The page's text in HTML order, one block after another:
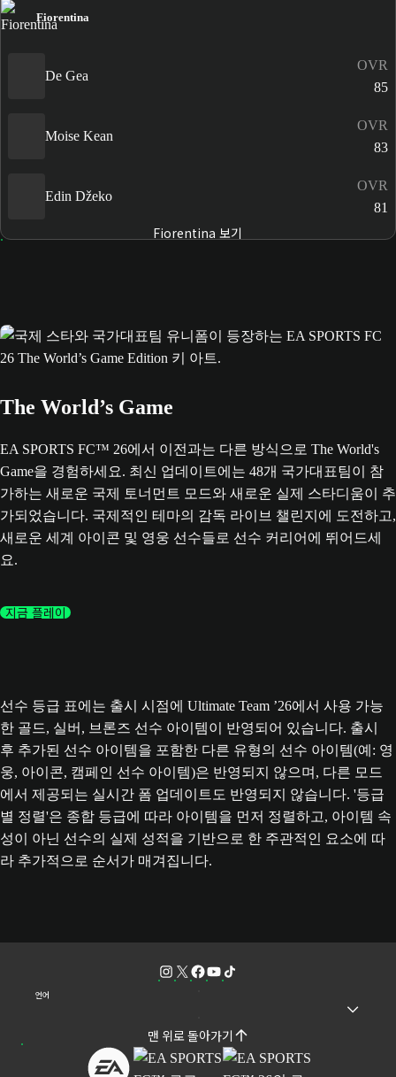
Fiorentina
De Gea
OVR
85
Moise Kean
OVR
83
Edin Džeko
OVR
81
Fiorentina 보기
The World’s Game
EA SPORTS FC™ 26에서 이전과는 다른 방식으로 The World's
Game을 경험하세요. 최신 업데이트에는 48개 국가대표팀이 참
가하는 새로운 국제 토너먼트 모드와 새로운 실제 스타디움이 추
가되었습니다. 국제적인 테마의 감독 라이브 챌린지에 도전하고,
새로운 세계 아이콘 및 영웅 선수들로 선수 커리어에 뛰어드세
요.
지금 플레이
선수 등급 표에는 출시 시점에 Ultimate Team ’26에서 사용 가능
한 골드, 실버, 브론즈 선수 아이템이 반영되어 있습니다. 출시
후 추가된 선수 아이템을 포함한 다른 유형의 선수 아이템(예: 영
웅, 아이콘, 캠페인 선수 아이템)은 반영되지 않으며, 다른 모드
에서 제공되는 실시간 폼 업데이트도 반영되지 않습니다. '등급
별 정렬'은 종합 등급에 따라 아이템을 먼저 정렬하고, 아이템 속
성이 아닌 선수의 실제 성적을 기반으로 한 주관적인 요소에 따
라 추가적으로 순서가 매겨집니다.
언어
맨 위로 돌아가기